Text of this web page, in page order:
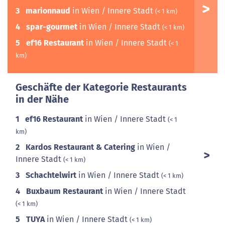
3 marionnaud in Wien / Innere Stadt (< 1 km)
4 spar-gourmet in Wien / Innere Stadt (< 1 km)
5 ef16 Restaurant in Wien / Innere Stadt (< 1
km)
Geschäfte der Kategorie Restaurants
in der Nähe
1 ef16 Restaurant in Wien / Innere Stadt (< 1
km)
2 Kardos Restaurant & Catering in Wien /
Innere Stadt (< 1 km)
3 Schachtelwirt in Wien / Innere Stadt (< 1 km)
4 Buxbaum Restaurant in Wien / Innere Stadt
(< 1 km)
5 TUYAin Wien / Innere Stadt (< 1 km)